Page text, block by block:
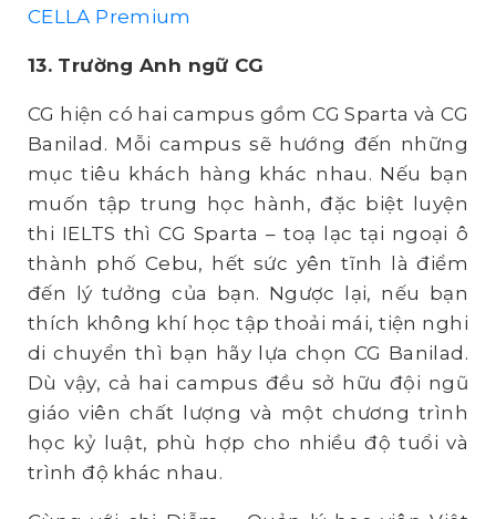
CELLA Premium
13. Trường Anh ngữ CG
CG hiện có hai campus gồm CG Sparta và CG
Banilad. Mỗi campus sẽ hướng đến những
mục tiêu khách hàng khác nhau. Nếu bạn
muốn tập trung học hành, đặc biệt luyện
thi IELTS thì CG Sparta – toạ lạc tại ngoại ô
thành phố Cebu, hết sức yên tĩnh là điểm
đến lý tưởng của bạn. Ngược lại, nếu bạn
thích không khí học tập thoải mái, tiện nghi
di chuyển thì bạn hãy lựa chọn CG Banilad.
Dù vậy, cả hai campus đều sở hữu đội ngũ
giáo viên chất lượng và một chương trình
học kỷ luật, phù hợp cho nhiều độ tuổi và
trình độ khác nhau.